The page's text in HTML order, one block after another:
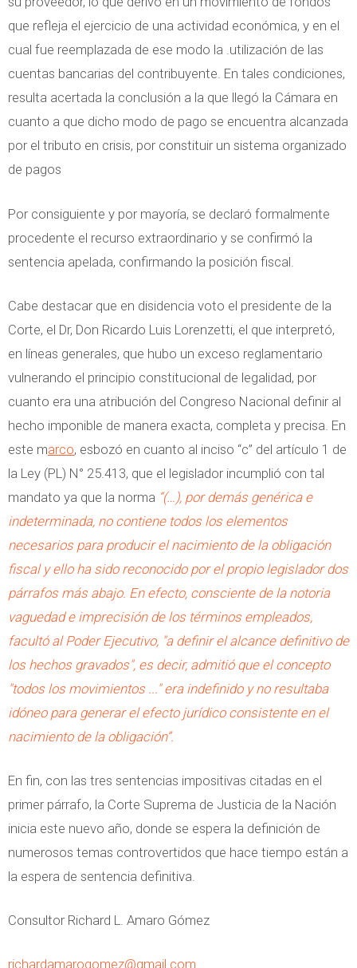
que refleja el ejercicio de una actividad económica, y en el
cual fue reemplazada de ese modo la .utilización de las
cuentas bancarias del contribuyente. En tales condiciones,
resulta acertada la conclusión a la que llegó la Cámara en
cuanto a que dicho modo de pago se encuentra alcanzada
por el tributo en crisis, por constituir un sistema organizado
de pagos
Por consiguiente y por mayoría, se declaró formalmente
procedente el recurso extraordinario y se confirmó la
sentencia apelada, confirmando la posición fiscal.
Cabe destacar que en disidencia voto el presidente de la
Corte, el Dr, Don Ricardo Luis Lorenzetti, el que interpretó,
en líneas generales, que hubo un exceso reglamentario
vulnerando el principio constitucional de legalidad, por
cuanto era una atribución del Congreso Nacional definir al
hecho imponible de manera exacta, completa y precisa. En
este marco, esbozó en cuanto al inciso “c” del artículo 1 de
la Ley (PL) N° 25.413, que el legislador incumplió con tal
mandato ya que la norma “(…), por demás genérica e
indeterminada, no contiene todos los elementos
necesarios para producir el nacimiento de la obligación
fiscal y ello ha sido reconocido por el propio legislador dos
párrafos más abajo. En efecto, consciente de la notoria
vaguedad e imprecisión de los términos empleados,
facultó al Poder Ejecutivo, "a definir el alcance definitivo de
los hechos gravados", es decir, admitió que el concepto
"todos los movimientos ..." era indefinido y no resultaba
idóneo para generar el efecto jurídico consistente en el
nacimiento de la obligación”.
En fin, con las tres sentencias impositivas citadas en el
primer párrafo, la Corte Suprema de Justicia de la Nación
inicia este nuevo año, donde se espera la definición de
numerosos temas controvertidos que hace tiempo están a
la espera de sentencia definitiva.
Consultor Richard L. Amaro Gómez
richardamarogomez@gmail.com